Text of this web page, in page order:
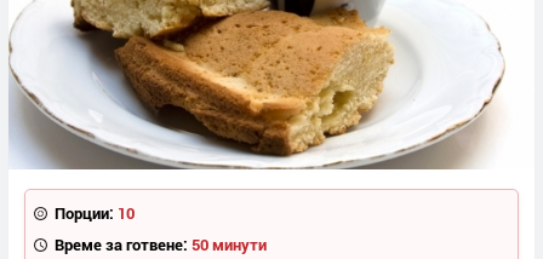
Порции: 10
Време за готвене: 50 минути